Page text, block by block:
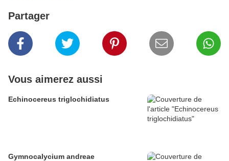
Partager
Vous aimerez aussi
Echinocereus triglochidiatus
Gymnocalycium andreae